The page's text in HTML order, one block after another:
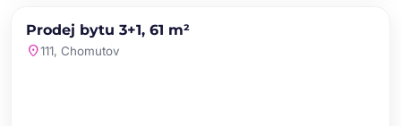
PRODEJ NOVINKA
Prodej bytu 3+1, 61 m²
location_on111, Chomutov